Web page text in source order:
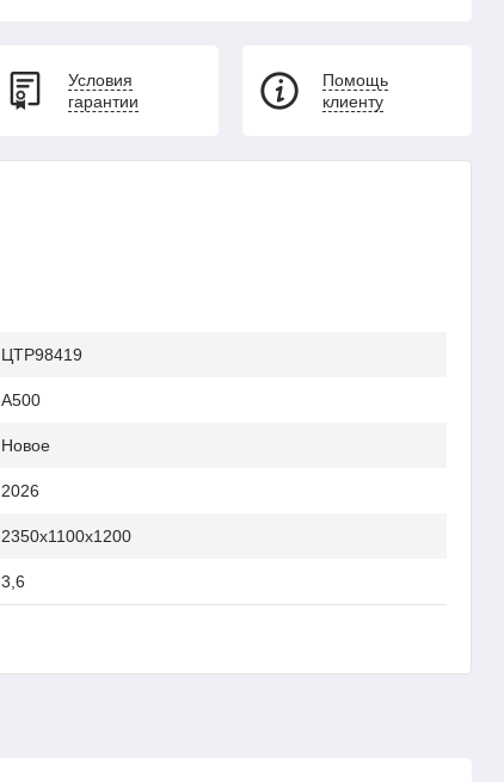
Условия
гарантии
Помощь
клиенту
ЦТР98419
A500
Новое
2026
2350x1100x1200
3,6